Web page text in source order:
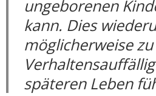
ungeborenen
kann. Dies
möglicherweise zu
späteren Leben